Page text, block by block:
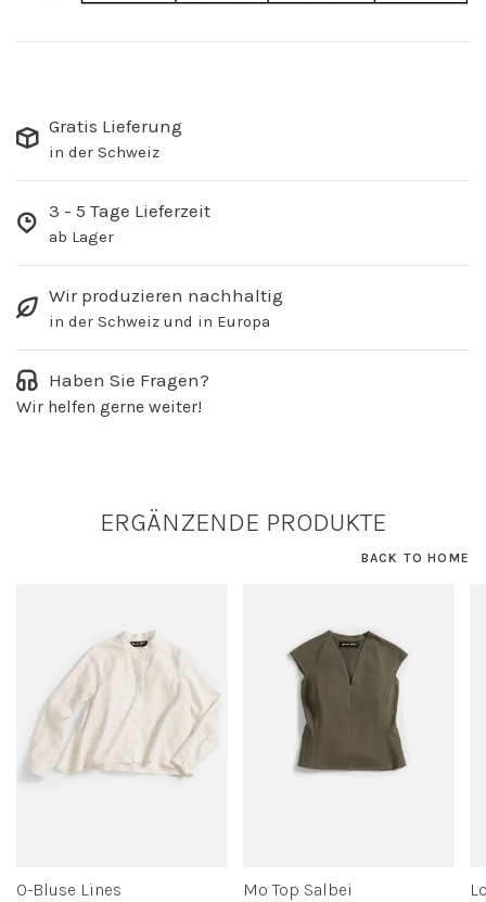
Gratis Lieferung
in der Schweiz
3 - 5 Tage Lieferzeit
ab Lager
Wir produzieren nachhaltig
in der Schweiz und in Europa
Haben Sie Fragen?
Wir helfen gerne weiter!
ERGÄNZENDE PRODUKTE
BACK TO HOME
O-Bluse Lines Mo Top Salbei